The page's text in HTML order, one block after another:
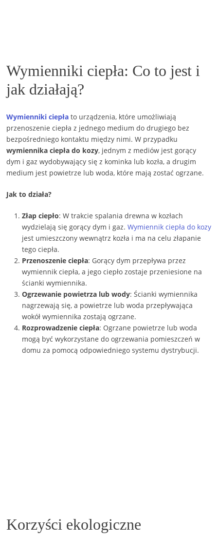
Wymienniki ciepła: Co to jest i
jak działają?
Wymienniki ciepła to urządzenia, które umożliwiają
przenoszenie ciepła z jednego medium do drugiego bez
bezpośredniego kontaktu między nimi. W przypadku
wymiennika ciepła do kozy, jednym z mediów jest gorący
dym i gaz wydobywający się z kominka lub kozła, a drugim
medium jest powietrze lub woda, które mają zostać ogrzane.
Jak to działa?
Złap ciepło: W trakcie spalania drewna w kozłach
wydzielają się gorący dym i gaz.Wymiennik ciepła do kozy
jest umieszczony wewnątrz kozła i ma na celu złapanie
tego ciepła.
Przenoszenie ciepła: Gorący dym przepływa przez
wymiennik ciepła, a jego ciepło zostaje przeniesione na
ścianki wymiennika.
Ogrzewanie powietrza lub wody: Ścianki wymiennika
nagrzewają się, a powietrze lub woda przepływająca
wokół wymiennika zostają ogrzane.
Rozprowadzenie ciepła: Ogrzane powietrze lub woda
mogą być wykorzystane do ogrzewania pomieszczeń w
domu za pomocą odpowiedniego systemu dystrybucji.
Korzyści ekologiczne